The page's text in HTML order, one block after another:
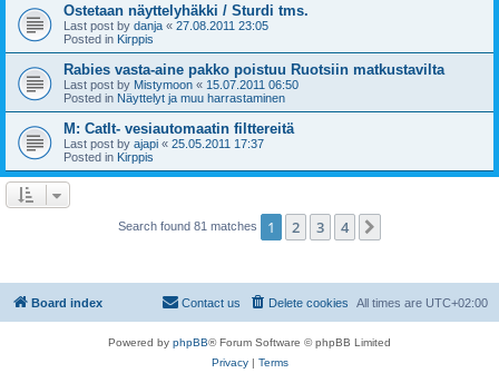
Ostetaan näyttelyhäkki / Sturdi tms.
Last post by danja « 27.08.2011 23:05
Posted in Kirppis
Rabies vasta-aine pakko poistuu Ruotsiin matkustavilta
Last post by Mistymoon « 15.07.2011 06:50
Posted in Näyttelyt ja muu harrastaminen
M: CatIt- vesiautomaatin filttereitä
Last post by ajapi « 25.05.2011 17:37
Posted in Kirppis
Search found 81 matches 1 2 3 4
Board index All times are UTC+02:00
Delete cookies
Contact us
Powered by phpBB® Forum Software © phpBB Limited
Privacy| Terms